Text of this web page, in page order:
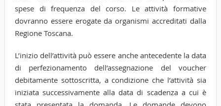
spese di frequenza del corso. Le attività formative
dovranno essere erogate da organismi accreditati dalla
Regione Toscana.
L’inizio dell’attività può essere anche antecedente la data
di perfezionamento dell’assegnazione del voucher
debitamente sottoscritta, a condizione che l’attività sia
iniziata successivamente alla data di scadenza a cui è